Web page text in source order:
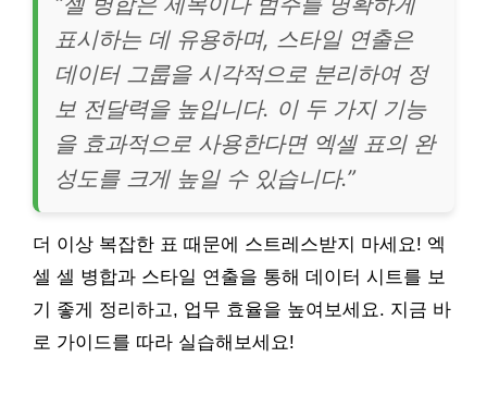
표시하는 데 유용하며, 스타일 연출은
데이터 그룹을 시각적으로 분리하여 정
보 전달력을 높입니다. 이 두 가지 기능
을 효과적으로 사용한다면 엑셀 표의 완
성도를 크게 높일 수 있습니다.”
더 이상 복잡한 표 때문에 스트레스받지 마세요! 엑
셀 셀 병합과 스타일 연출을 통해 데이터 시트를 보
기 좋게 정리하고, 업무 효율을 높여보세요. 지금 바
로 가이드를 따라 실습해보세요!